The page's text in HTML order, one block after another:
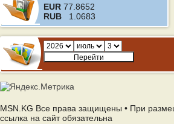
EUR 77.8652
RUB 1.0683
MSN.KG Все права защищены • При
ссылка на сайт обязательна